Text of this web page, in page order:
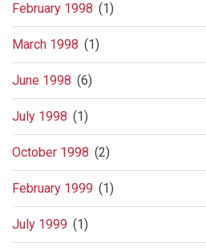
February 1998 (1)
March 1998 (1)
June 1998 (6)
July 1998 (1)
October 1998 (2)
February 1999 (1)
July 1999 (1)